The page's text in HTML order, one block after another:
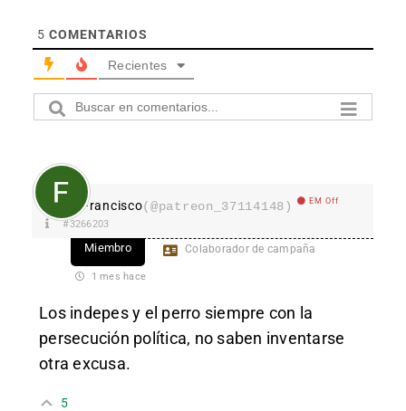
5 COMENTARIOS
Recientes
Francisco(@patreon_37114148) EM Off
#3266203
Miembro Colaborador de campaña
1 mes hace
Los indepes y el perro siempre con la
persecución política, no saben inventarse
otra excusa.
5